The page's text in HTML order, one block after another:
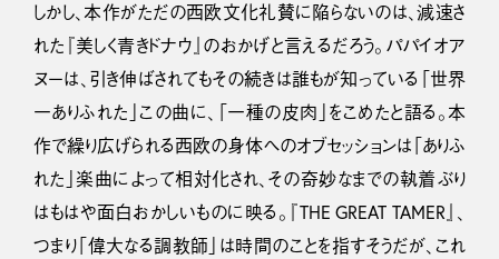
しかし、本作がただの西欧文化礼賛に陥らないのは、減速さ
れた『美しく青きドナウ』のおかげと言えるだろう。パパイオア
ヌーは、引き伸ばされてもその続きは誰もが知っている「世界
一ありふれた」この曲に、「一種の皮肉」をこめたと語る。本
作で繰り広げられる西欧の身体へのオブセッションは「ありふ
れた」楽曲によって相対化され、その奇妙なまでの執着ぶり
はもはや面白おかしいものに映る。『THE GREAT TAMER』、
つまり「偉大なる調教師」は時間のことを指すそうだが、これ